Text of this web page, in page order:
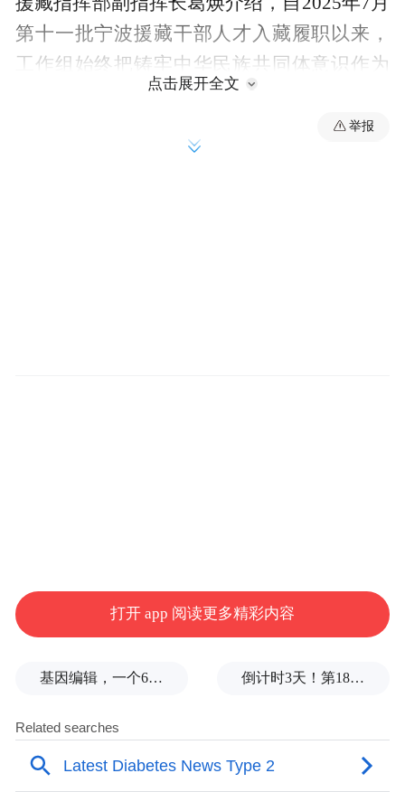
第十一批宁波援藏干部人才入藏履职以来，
工作组始终把铸牢中华民族共同体意识作为
对口支援工作的主线，紧扣中央统战部 “新善
中国” 行动要求，深入基层一线走村入户摸排
民情，精准梳理出生态保护、生产生活、养
点击展开全文
举报
打开 app 阅读更多精彩内容
基因编辑，一个6岁女孩之死 倒计时3天！第18届影响世界华人盛典即将启幕